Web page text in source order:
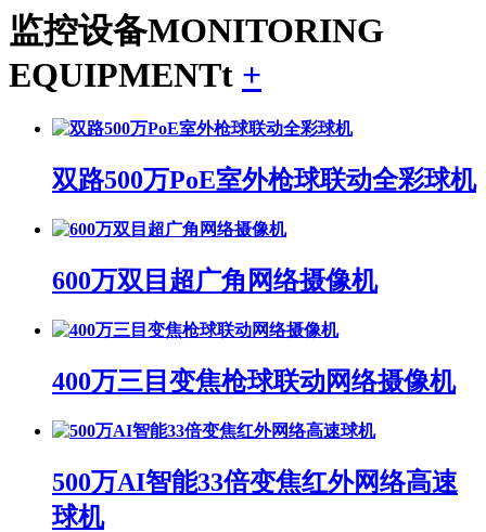
监控设备MONITORING
EQUIPMENTt +
双路500万PoE室外枪球联动全彩球机
600万双目超广角网络摄像机
400万三目变焦枪球联动网络摄像机
500万AI智能33倍变焦红外网络高速
球机